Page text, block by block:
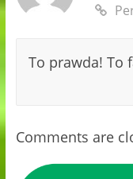
To prawda! To
Comments are